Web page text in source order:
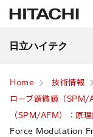
日立ハイテク
Home 技術情報
ローブ顕微鏡（SPM/
（SPM/AFM）：原
Force Modulation